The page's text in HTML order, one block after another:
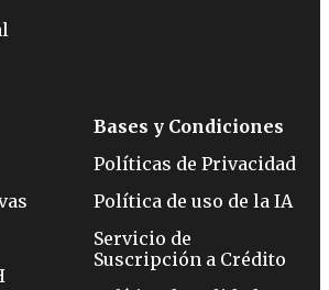
Bases y Condiciones
Políticas de Privacidad
Política de uso de la IA
Servicio de
Suscripción a Crédito